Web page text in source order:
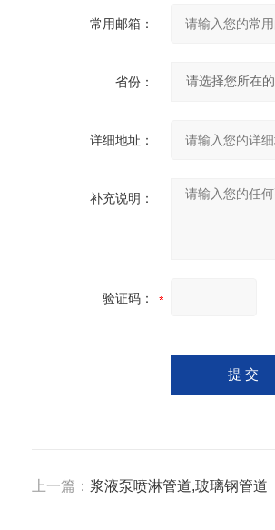
常用邮箱：
省份：
详细地址：
补充说明：
验证码：
上一篇： 浆液泵喷淋管道,玻璃钢管道